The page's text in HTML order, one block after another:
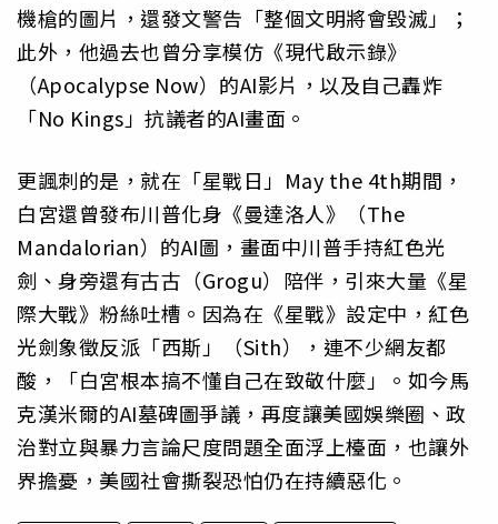
機槍的圖片，還發文警告「整個文明將會毀滅」；
此外，他過去也曾分享模仿《現代啟示錄》
（Apocalypse Now）的AI影片，以及自己轟炸
「No Kings」抗議者的AI畫面。
更諷刺的是，就在「星戰日」May the 4th期間，
白宮還曾發布川普化身《曼達洛人》（The
Mandalorian）的AI圖，畫面中川普手持紅色光
劍、身旁還有古古（Grogu）陪伴，引來大量《星
際大戰》粉絲吐槽。因為在《星戰》設定中，紅色
光劍象徵反派「西斯」（Sith），連不少網友都
酸，「白宮根本搞不懂自己在致敬什麼」。如今馬
克漢米爾的AI墓碑圖爭議，再度讓美國娛樂圈、政
治對立與暴力言論尺度問題全面浮上檯面，也讓外
界擔憂，美國社會撕裂恐怕仍在持續惡化。